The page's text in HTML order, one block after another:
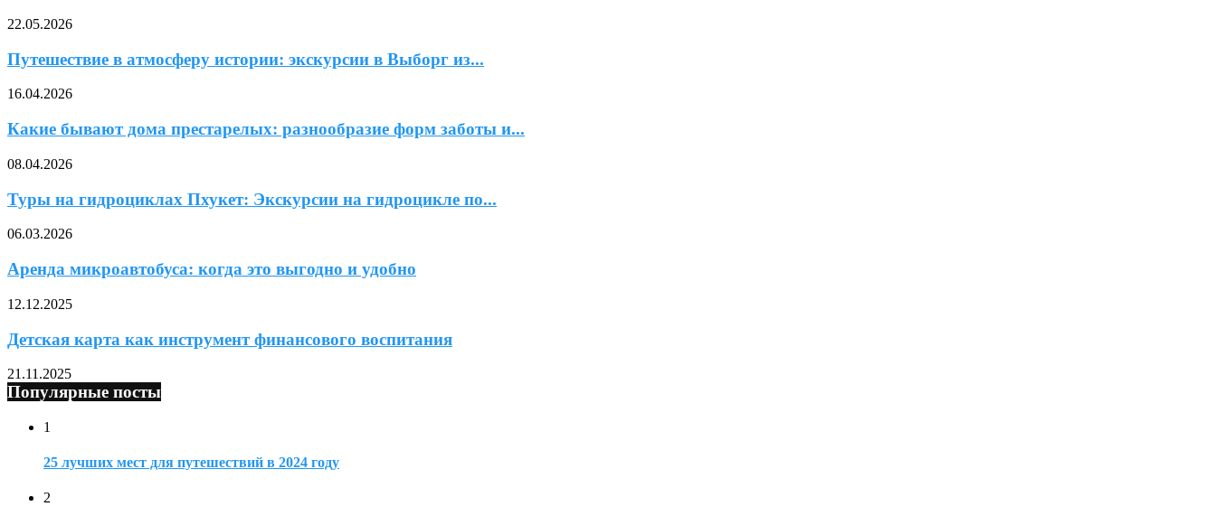
22.05.2026
Путешествие в атмосферу истории: экскурсии в Выборг из...
16.04.2026
Какие бывают дома престарелых: разнообразие форм заботы и...
08.04.2026
Туры на гидроциклах Пхукет: Экскурсии на гидроцикле по...
06.03.2026
Аренда микроавтобуса: когда это выгодно и удобно
12.12.2025
Детская карта как инструмент финансового воспитания
21.11.2025
Популярные посты
1
25 лучших мест для путешествий в 2024 году
2